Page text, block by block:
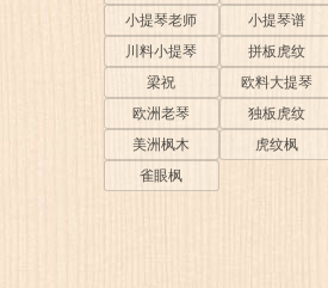
小提琴老师
小提琴谱
川料小提琴
拼板虎纹
梁祝
欧料大提琴
欧洲老琴
独板虎纹
美洲枫木
虎纹枫
雀眼枫